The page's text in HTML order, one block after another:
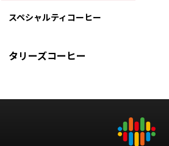
スペシャルティコーヒー
タリーズコーヒー